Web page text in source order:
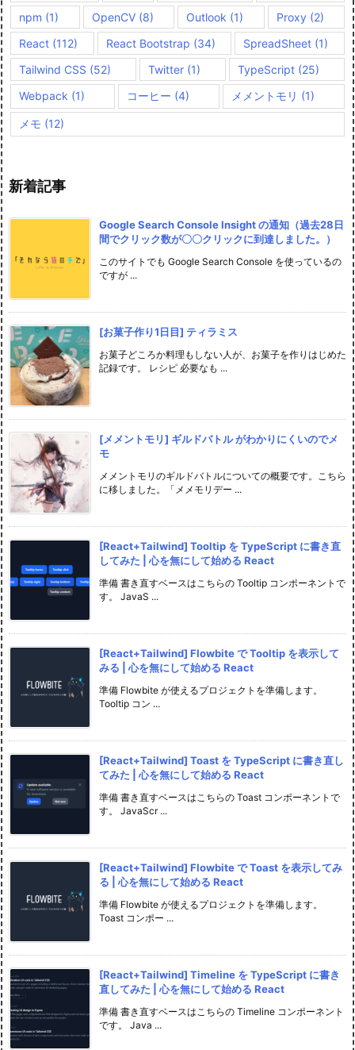
npm (1) OpenCV(8) Outlook (1) Proxy (2)
React (112) React Bootstrap (34) SpreadSheet (1)
Tailwind CSS (52) Twitter (1) TypeScript (25)
Webpack (1) コーヒー (4) メメントモリ (1)
メモ (12)
新着記事
Google Search Console Insight の通知（過去28日
間でクリック数が〇〇クリックに到達しました。）
このサイトでも Google Search Console を使っているの
ですが ...
[お菓子作り1日目] ティラミス
お菓子どころか料理もしない人が、お菓子を作りはじめた
記録です。 レシピ 必要なも ...
[メメントモリ] ギルドバトル がわかりにくいのでメ
モ
メメントモリのギルドバトルについての概要です。こちら
に移しました。「メメモリデー ...
[React+Tailwind] Tooltip を TypeScript に書き直
してみた | 心を無にして始める React
準備 書き直すベースはこちらの Tooltip コンポーネントで
す。 JavaS ...
[React+Tailwind] Flowbite で Tooltip を表示して
みる | 心を無にして始める React
準備 Flowbite が使えるプロジェクトを準備します。
Tooltip コン ...
[React+Tailwind] Toast を TypeScript に書き直し
てみた | 心を無にして始める React
準備 書き直すベースはこちらの Toast コンポーネントで
す。 JavaScr ...
[React+Tailwind] Flowbite で Toast を表示してみ
る | 心を無にして始める React
準備 Flowbite が使えるプロジェクトを準備します。
Toast コンポー ...
[React+Tailwind] Timeline を TypeScript に書き
直してみた | 心を無にして始める React
準備 書き直すベースはこちらの Timeline コンポーネント
です。 Java ...